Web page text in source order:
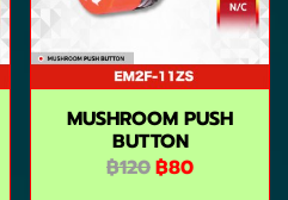
MUSHROOM PUSH
BUTTON
฿120฿80